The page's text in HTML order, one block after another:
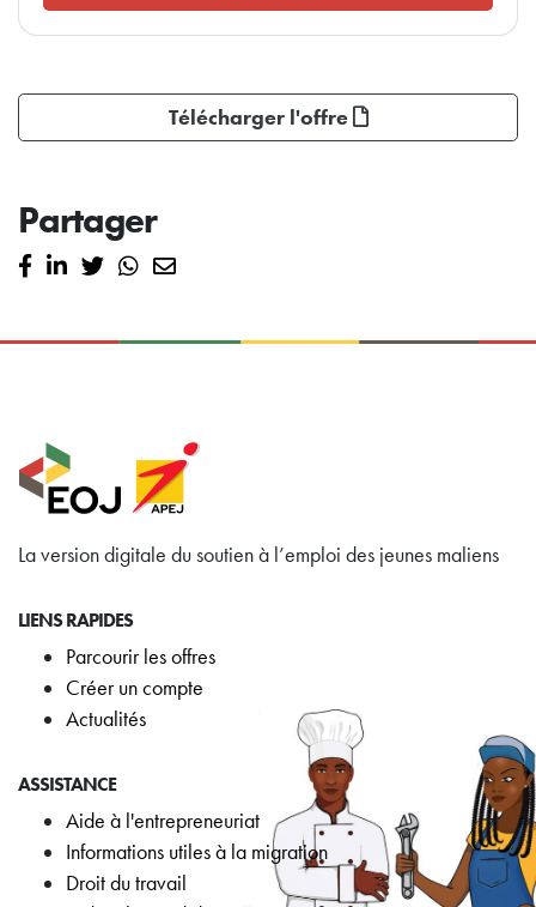
Télécharger l'offre
Partager
La version digitale du soutien à l’emploi des jeunes maliens
LIENS RAPIDES
Parcourir les offres
Créer un compte
Actualités
ASSISTANCE
Aide à l'entrepreneuriat
Informations utiles à la migration
Droit du travail